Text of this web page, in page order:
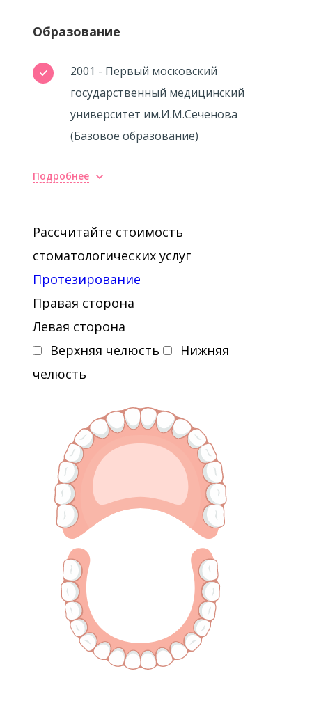
Образование
2001 - Первый московский
государственный медицинский
университет им.И.М.Сеченова
(Базовое образование)
Подробнее
Рассчитайте стоимость
стоматологических услуг
Протезирование
Правая сторона
Левая сторона
Верхняя челюсть
Нижняя
челюсть